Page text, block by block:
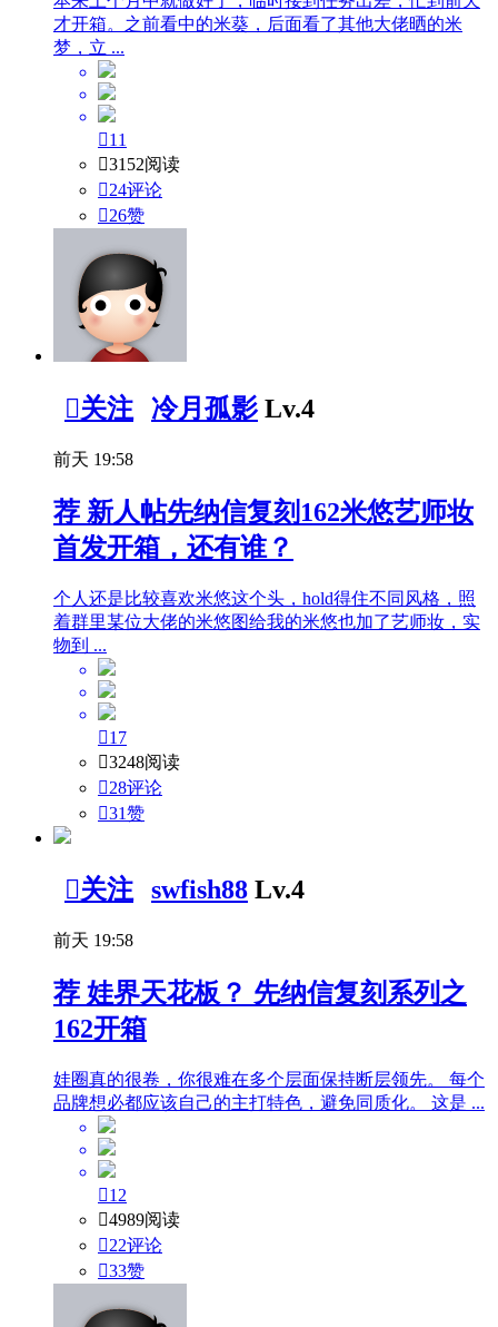
才开箱。之前看中的米葵，后面看了其他大佬晒的米
梦，立 ...
11
3152阅读
24评论
26赞
关注 冷月孤影 Lv.4
前天 19:58
荐 新人帖先纳信复刻162米悠艺师妆
首发开箱，还有谁？
个人还是比较喜欢米悠这个头，hold得住不同风格，照
着群里某位大佬的米悠图给我的米悠也加了艺师妆，实
物到 ...
17
3248阅读
28评论
31赞
关注 swfish88 Lv.4
前天 19:58
荐 娃界天花板？ 先纳信复刻系列之
162开箱
娃圈真的很卷，你很难在多个层面保持断层领先。 每个
品牌想必都应该自己的主打特色，避免同质化。 这是 ...
12
4989阅读
22评论
33赞